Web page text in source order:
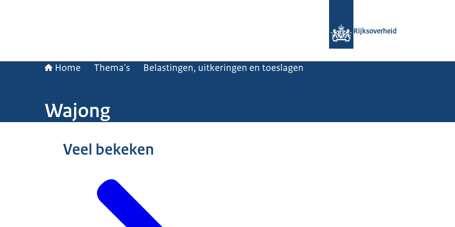
Rijksoverheid
Home Thema's Belastingen, uitkeringen en toeslagen
Wajong
Veel bekeken